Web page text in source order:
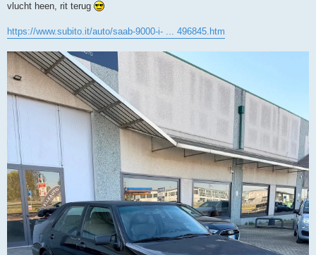
vlucht heen, rit terug
https://www.subito.it/auto/saab-9000-i- ... 496845.htm